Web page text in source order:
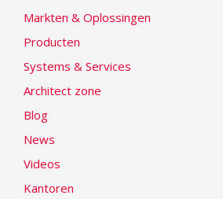
Markten & Oplossingen
Producten
Systems & Services
Architect zone
Blog
News
Videos
Kantoren